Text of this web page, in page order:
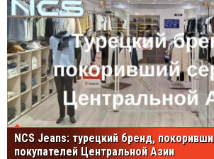
NCS Jeans: турецкий бренд,
покупателей Центральной Азии